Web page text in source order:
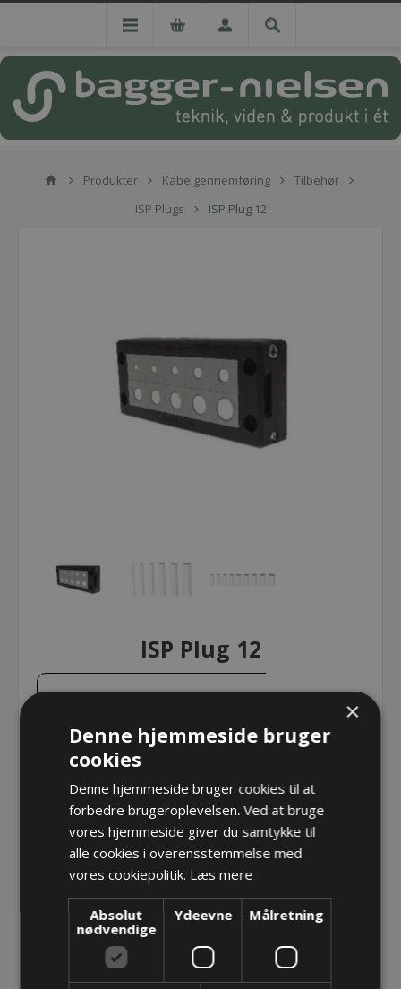
Produkter Kabelgennemføring
Tilbehør
ISP Plugs
ISP Plug 12
ISP Plug 12
ISP Plug 12
Varenr.: DE1731040012
Producent: Detas SpA
Opret konto for at se priser
×
Denne hjemmeside bruger
cookies
Denne hjemmeside bruger cookies til at
forbedre brugeroplevelsen. Ved at bruge
vores hjemmeside giver du samtykke til
alle cookies i overensstemmelse med
vores cookiepolitik. Læs mere
Absolut
nødvendige
Ydeevne Målretning